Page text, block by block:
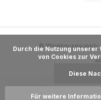
© Warehousesupply
von Cookies zur
Diese
Für weitere